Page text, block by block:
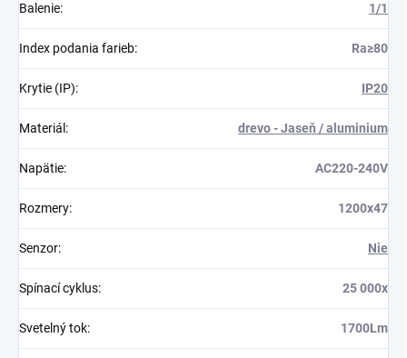
Balenie: 1/1
Index podania farieb: Ra≥80
Krytie (IP): IP20
Materiál : drevo - Jaseň / aluminium
Napätie: AC220-240V
Rozmery: 1200x47
Senzor: Nie
Spínací cyklus: 25 000x
Svetelný tok: 1700Lm